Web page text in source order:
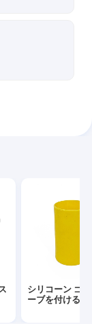
シリコーン ゴ
ーブを付けるこ